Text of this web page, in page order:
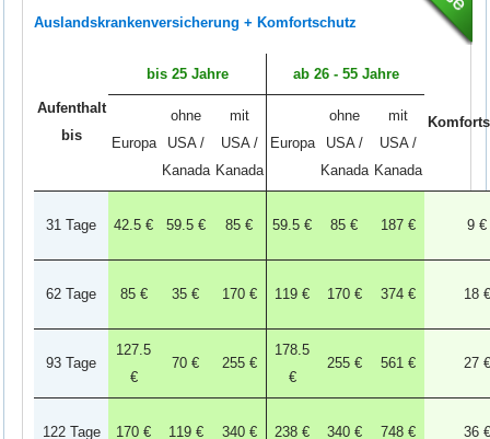
Auslandskrankenversicherung + Komfortschutz
Aufenthalt
bis
bis 25 Jahre ab 26 - 55 Jahre
Europa
ohne
USA /
Kanada
mit
USA /
Kanada
Europa
ohne
USA /
Kanada
mit
USA /
Kanada
31 Tage 42.5 € 59.5 € 85 € 59.5 € 85 € 187 € 9 €
62 Tage 85 € 35 € 170 € 119 € 170 € 374 € 18 €
93 Tage
127.5
€
70 € 255 €
178.5
€
255 € 561 € 27 €
122 Tage 170 € 119 € 340 € 238 € 340 € 748 € 36 €